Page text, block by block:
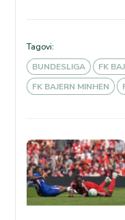
Tagovi:
BUNDESLIGA
FK
FK BAJERN MINHEN
Kretanje
članka